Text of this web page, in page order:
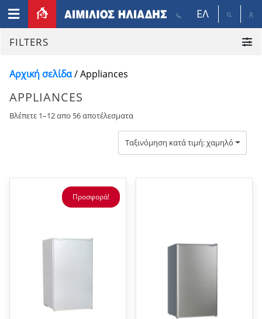
ΕΛ
FILTERS
Αρχική σελίδα/ Appliances
APPLIANCES
Βλέπετε 1–12 απο 56 αποτέλεσματα
Ταξινόμηση κατά τιμή: χαμηλότερη
Προσφορά!